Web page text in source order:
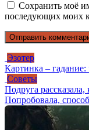
Сохранить моё
последующих моих
Эзотер
Картинка – гадание:
Советы
Подруга
Попробовала,